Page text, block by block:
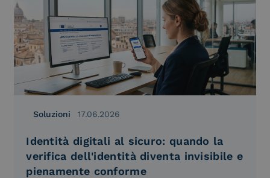
Soluzioni 17.06.2026
Identità digitali al sicuro: quando la
verifica dell'identità diventa invisibile e
pienamente conforme